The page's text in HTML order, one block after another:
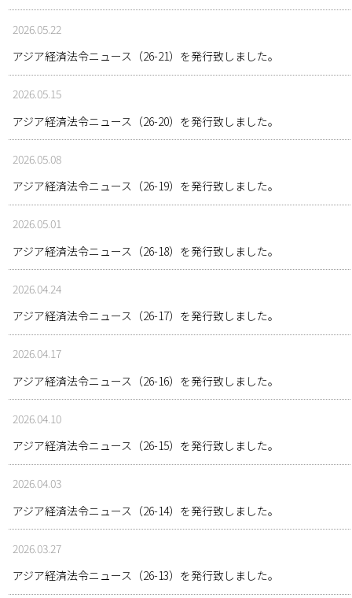
2026.05.22
アジア経済法令ニュース（26-21）を発行致しました。
2026.05.15
アジア経済法令ニュース（26-20）を発行致しました。
2026.05.08
アジア経済法令ニュース（26-19）を発行致しました。
2026.05.01
アジア経済法令ニュース（26-18）を発行致しました。
2026.04.24
アジア経済法令ニュース（26-17）を発行致しました。
2026.04.17
アジア経済法令ニュース（26-16）を発行致しました。
2026.04.10
アジア経済法令ニュース（26-15）を発行致しました。
2026.04.03
アジア経済法令ニュース（26-14）を発行致しました。
2026.03.27
アジア経済法令ニュース（26-13）を発行致しました。